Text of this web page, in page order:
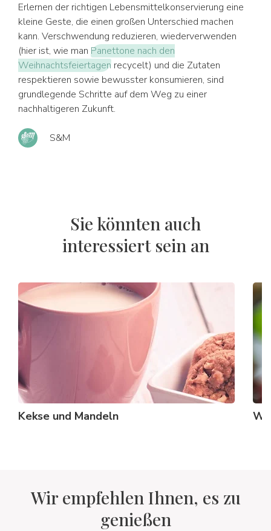
Erlernen der richtigen Lebensmittelkonservierung eine
kleine Geste, die einen großen Unterschied machen
kann. Verschwendung reduzieren, wiederverwenden
(hier ist, wie man Panettone nach den
Weihnachtsfeiertagen recycelt) und die Zutaten
respektieren sowie bewusster konsumieren, sind
grundlegende Schritte auf dem Weg zu einer
nachhaltigeren Zukunft.
S&M
Sie könnten auch
interessiert sein an
Kekse und Mandeln
Wir empfehlen Ihnen, es zu
genießen